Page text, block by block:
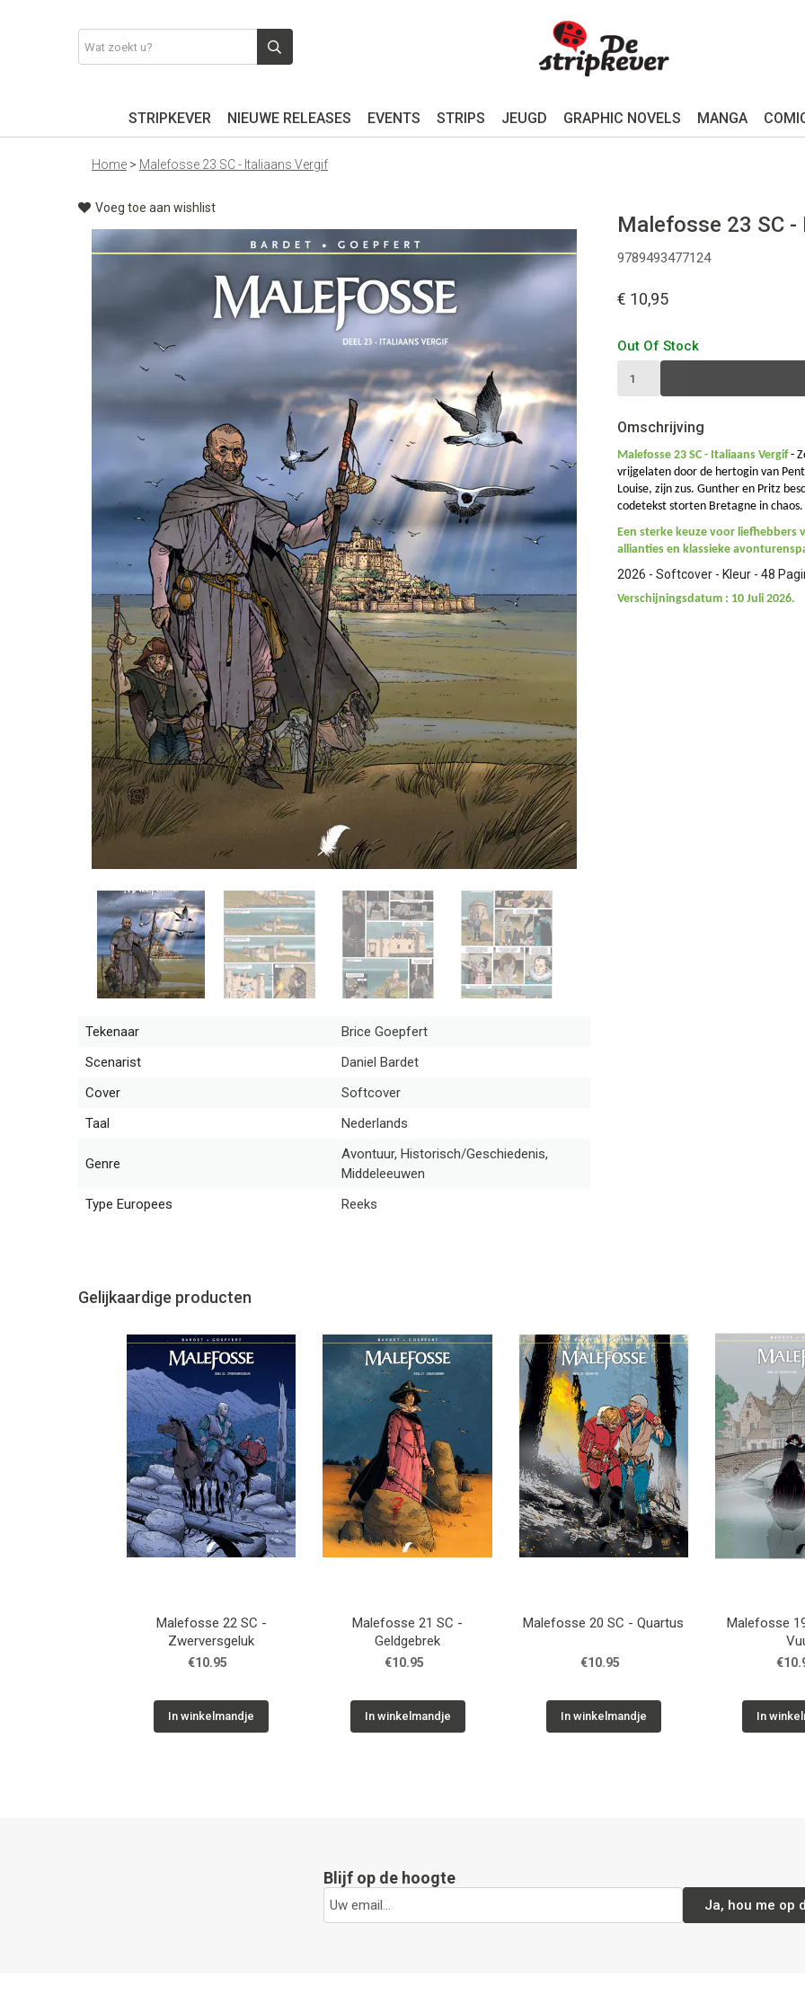
STRIPKEVER NIEUWE RELEASES EVENTS STRIPS JEUGD GRAPHIC NOVELS MANGA
Home > Malefosse 23 SC - Italiaans Vergif
Voeg toe aan wishlist
Tekenaar
Brice Goepfert
Scenarist
Daniel Bardet
Cover
Softcover
Taal
Nederlands
Genre
Avontuur, Historisch/Geschiedenis,
Middeleeuwen
Type Europees
Reeks
Malefosse 23 SC
9789493477124
€ 10,95
Out Of Stock
Omschrijving
Malefosse 23 SC - Italiaans Vergif-
vrijgelaten door de hertogin van
Louise, zijn zus. Gunther en Pritz
codetekst storten Bretagne in
Een sterke keuze voor
allianties en klassieke
2026 - Softcover - Kleur - 48
Verschijningsdatum : 10 Juli 2026.
Gelijkaardige producten
Malefosse 17 SC - De Zeven
Slapers
€10.95
In winkelmandje
Malefosse 16 SC - Sacrale
€10.95
In winkelmandje
Malefosse 15 SC - Margoti
€10.95
In winkelmandje In
Previous
Blijf op de hoogte
Ja, hou me op